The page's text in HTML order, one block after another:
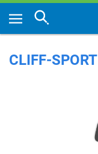
CLIFF-SPORT